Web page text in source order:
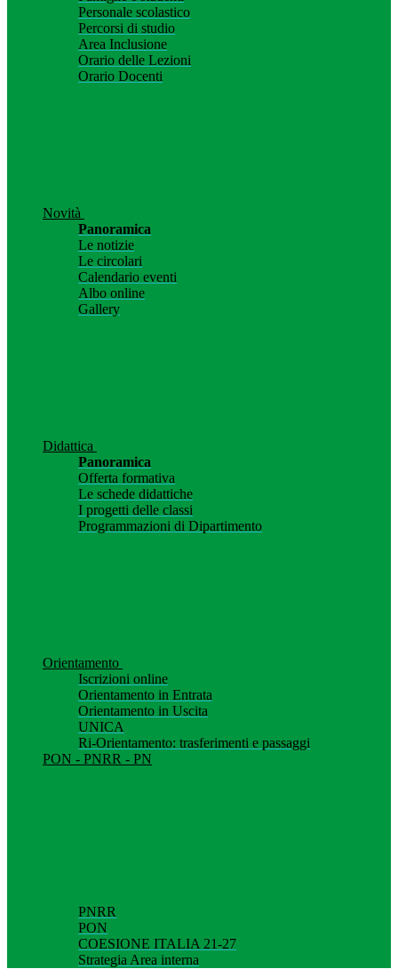
Personale scolastico
Percorsi di studio
Area Inclusione
Orario delle Lezioni
Orario Docenti
Novità
Panoramica
Le notizie
Le circolari
Calendario eventi
Albo online
Gallery
Didattica
Panoramica
Offerta formativa
Le schede didattiche
I progetti delle classi
Programmazioni di Dipartimento
Orientamento
Iscrizioni online
Orientamento in Entrata
Orientamento in Uscita
UNICA
Ri-Orientamento: trasferimenti e passaggi
PON - PNRR - PN
PNRR
PON
COESIONE ITALIA 21-27
Strategia Area interna